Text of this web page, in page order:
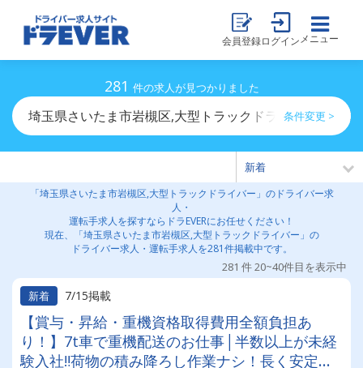
会員登録ログイン メニュー
281 件の求人が見つかりました
埼玉県さいたま市岩槻区,大型トラックドライバーのドラ
条件変更 >
「埼玉県さいたま市岩槻区,大型トラックドライバー」のドライバー求
人・
運転手求人を探すならドラEVERにお任せください！
現在、「埼玉県さいたま市岩槻区,大型トラックドライバー」の
ドライバー求人・運転手求人を281件掲載中です。
281 件 20~40件目を表示中
新着
7/15掲載
【賞与・昇給・重機資格取得費用全額負担あ
り！】7t車で重機配送のお仕事│半数以上が未経
験入社‼荷物の積み降ろし作業ナシ！長く安定し